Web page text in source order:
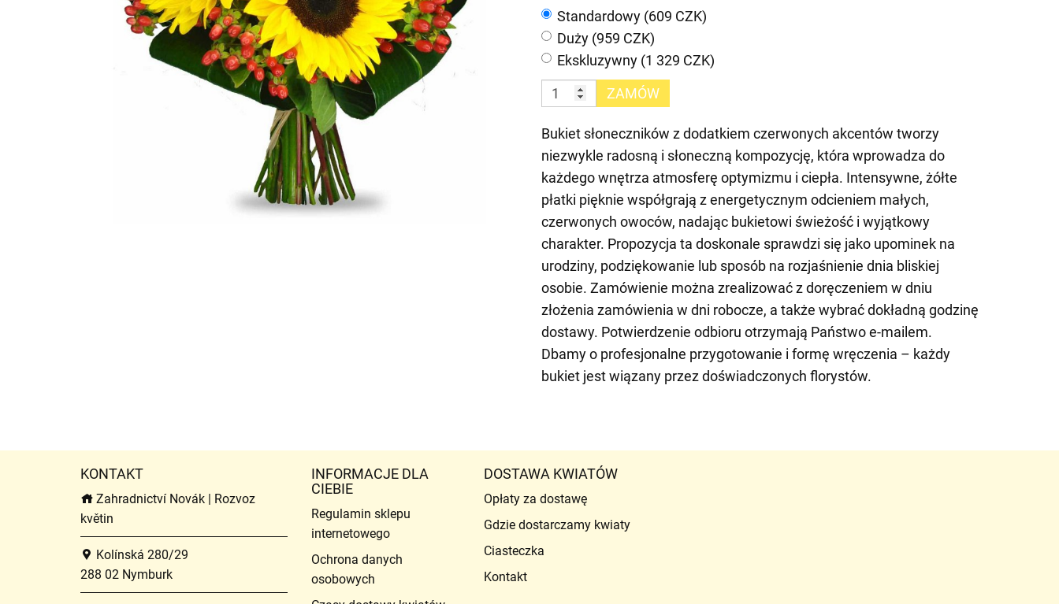
Standardowy (609 CZK)
Duży (959 CZK)
Ekskluzywny (1 329 CZK)
ZAMÓW
Bukiet słoneczników z dodatkiem czerwonych akcentów tworzy
niezwykle radosną i słoneczną kompozycję, która wprowadza do
każdego wnętrza atmosferę optymizmu i ciepła. Intensywne, żółte
płatki pięknie współgrają z energetycznym odcieniem małych,
czerwonych owoców, nadając bukietowi świeżość i wyjątkowy
charakter. Propozycja ta doskonale sprawdzi się jako upominek na
urodziny, podziękowanie lub sposób na rozjaśnienie dnia bliskiej
osobie. Zamówienie można zrealizować z doręczeniem w dniu
złożenia zamówienia w dni robocze, a także wybrać dokładną godzinę
dostawy. Potwierdzenie odbioru otrzymają Państwo e-mailem.
Dbamy o profesjonalne przygotowanie i formę wręczenia – każdy
bukiet jest wiązany przez doświadczonych florystów.
KONTAKT
Zahradnictví Novák | Rozvoz
květin
Kolínská 280/29
288 02 Nymburk
INFORMACJE DLA
CIEBIE
Regulamin sklepu
internetowego
Ochrona danych
osobowych
DOSTAWA KWIATÓW
Opłaty za dostawę
Gdzie dostarczamy kwiaty
Ciasteczka
Kontakt